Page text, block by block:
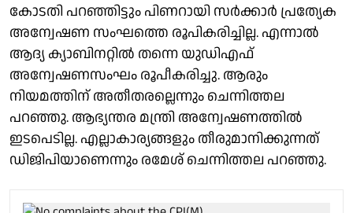
കോടതി പറഞ്ഞിട്ടും പിണറായി സർക്കാർ പ്രത്യേക
അന്വേഷണ സംഘത്തെ രൂപികരിച്ചില്ല. എന്നാൽ
ആദ്യ ക്യാബിനറ്റിൽ തന്നെ യുഡിഎഫ്
അന്വേഷണസംഘം രൂപീകരിച്ചു. ആരും
നിയമത്തിന് അതീതരല്ലെന്നും ചെന്നിത്തല
പറഞ്ഞു. ആഭ്യന്തര മന്ത്രി അന്വേഷണത്തിൽ
ഇടപെടില്ല. എല്ലാകാര്യങ്ങളും തീരുമാനിക്കുന്നത്
ഡിജിപിയാണെന്നും രമേശ് ചെന്നിത്തല പറഞ്ഞു.